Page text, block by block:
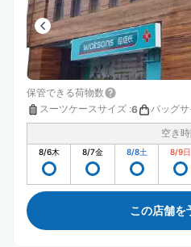
保管できる荷物数
スーツケースサイズ :6 バッグ
空き
8/6木 8/7金 8/8土 8/9日
この店舗を